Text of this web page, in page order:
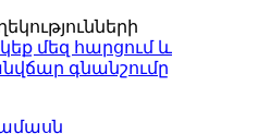
մեզ հարցում և
գնանշումը